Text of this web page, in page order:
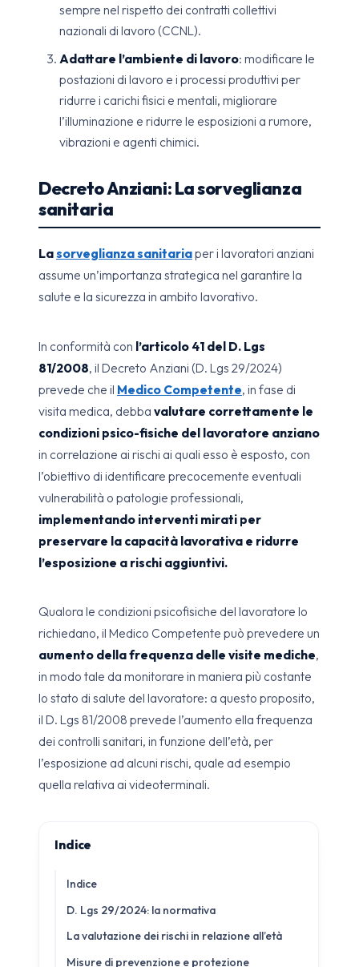
sempre nel rispetto dei contratti collettivi
nazionali di lavoro (CCNL).
Adattare l’ambiente di lavoro: modificare le
postazioni di lavoro e i processi produttivi per
ridurre i carichi fisici e mentali, migliorare
l’illuminazione e ridurre le esposizioni a rumore,
vibrazioni e agenti chimici.
Decreto Anziani: La sorveglianza
sanitaria
Lasorveglianza sanitariaper i lavoratori anziani
assume un’importanza strategica nel garantire la
salute e la sicurezza in ambito lavorativo.
In conformità con l’articolo 41 del D. Lgs
81/2008, il Decreto Anziani (D. Lgs 29/2024)
prevede che il Medico Competente, in fase di
visita medica, debba valutare correttamente le
condizioni psico-fisiche del lavoratore anziano
in correlazione ai rischi ai quali esso è esposto, con
l’obiettivo di identificare precocemente eventuali
vulnerabilità o patologie professionali,
implementando interventi mirati per
preservare la capacità lavorativa e ridurre
l’esposizione a rischi aggiuntivi.
Qualora le condizioni psicofisiche del lavoratore lo
richiedano, il Medico Competente può prevedere un
aumento della frequenza delle visite mediche,
in modo tale da monitorare in maniera più costante
lo stato di salute del lavoratore: a questo proposito,
il D. Lgs 81/2008 prevede l’aumento ella frequenza
dei controlli sanitari, in funzione dell’età, per
l’esposizione ad alcuni rischi, quale ad esempio
quella relativa ai videoterminali.
Indice
Indice
D. Lgs 29/2024: la normativa
La valutazione dei rischi in relazione all’età
Misure di prevenzione e protezione